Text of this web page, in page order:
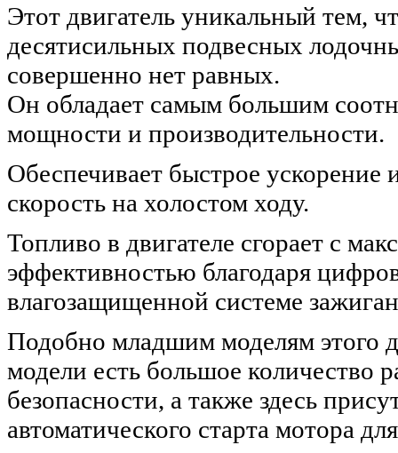
Этот двигатель уникальный тем,
десятисильных подвесных
совершенно нет равных.
Он обладает самым большим
мощности и производительности.
Обеспечивает быстрое
скорость на холостом ходу.
Топливо в двигателе сгорает с
эффективностью благодаря
влагозащищенной системе
Подобно младшим моделям этого
модели есть большое количество
безопасности, а также здесь
автоматического старта мотора